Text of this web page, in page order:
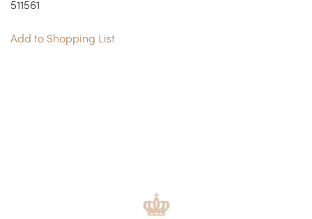
511561
Add to Shopping List